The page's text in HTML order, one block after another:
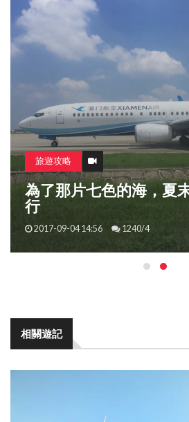
旅遊攻略
為了那片七色的海，夏
行
2017-09-04 14:56 1240/4
相關遊記